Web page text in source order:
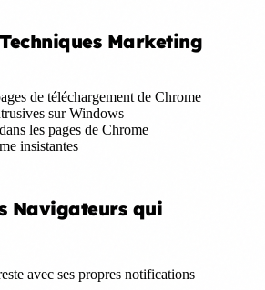
Marketing
de téléchargement de Chrome
sur Windows
les pages de Chrome
insistantes
Navigateurs qui
avec ses propres notifications